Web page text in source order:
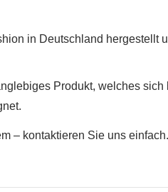
in Deutschland hergestellt
Produkt, welches
– kontaktieren Sie uns